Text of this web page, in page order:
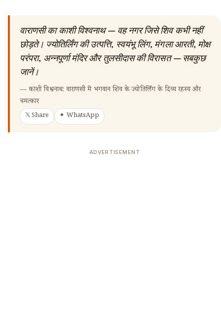
वाराणसी का काशी विश्वनाथ — वह नगर जिसे शिव कभी नहीं
छोड़ते। ज्योतिर्लिंग की उत्पत्ति, स्वयंभू लिंग, मंगला आरती, मोक्ष
परंपरा, अन्नपूर्णा मंदिर और तुलसीदास की विरासत — सबकुछ
जानें।
—काशी विश्वनाथ: वाराणसी में भगवान शिव के ज्योतिर्लिंग के दिव्य रहस्य और
चमत्कार
𝕏 Share ✦ WhatsApp
ADVERTISEMENT